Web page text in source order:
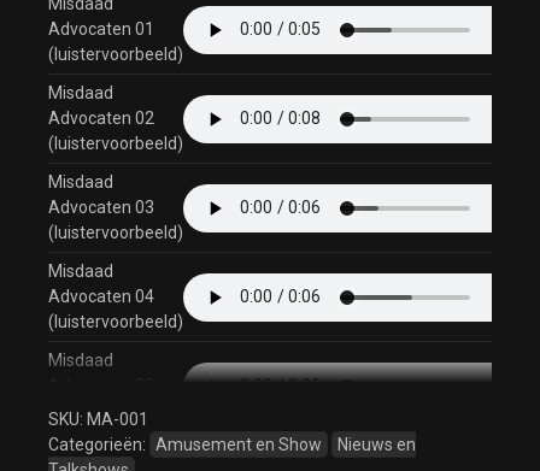
Misdaad
Advocaten 01
(luistervoorbeeld)
Misdaad
Advocaten 02
(luistervoorbeeld)
Misdaad
Advocaten 03
(luistervoorbeeld)
Misdaad
Advocaten 04
(luistervoorbeeld)
Misdaad
(luistervoorbeeld)
Misdaad
SKU: MA-001
Categorieën: Amusement en Show
Nieuws en